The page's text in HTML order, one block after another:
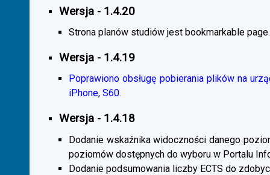
Wersja - 1.4.20
Strona planów studiów jest bookmarkable page.
Wersja - 1.4.19
Poprawiono obsługę pobierania plików na
iPhone, S60.
Wersja - 1.4.18
Dodanie wskaźnika widoczności danego
poziomów dostępnych do wyboru w Portalu
Dodanie podsumowania liczby ECTS do